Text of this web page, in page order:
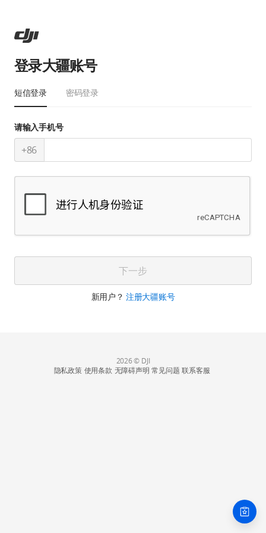
登录大疆账号
短信登录 密码登录
请输入手机号
+86
下一步
新用户？注册大疆账号
2026 © DJI
隐私政策 使用条款 无障碍声明 常见问题 联系客服